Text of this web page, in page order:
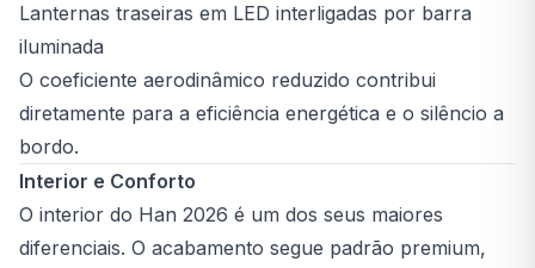
Lanternas traseiras em LED interligadas por barra
iluminada
O coeficiente aerodinâmico reduzido contribui
diretamente para a eficiência energética e o silêncio a
bordo.
Interior e Conforto
O interior do Han 2026 é um dos seus maiores
diferenciais. O acabamento segue padrão premium,